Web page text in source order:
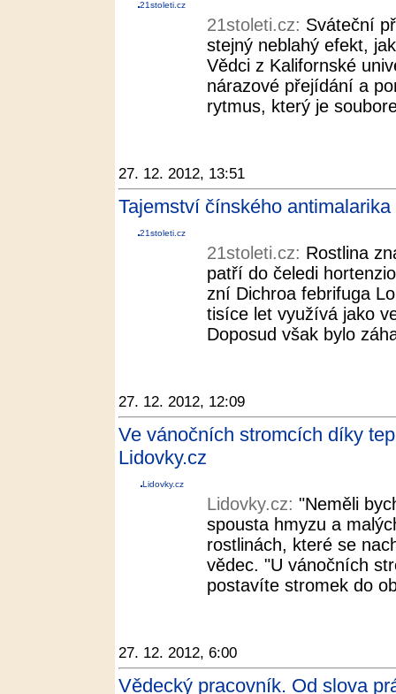
21stoleti.cz
21stoleti.cz: Sváteční
stejný neblahý efekt,
Vědci z Kalifornské
nárazové přejídání a
rytmus, který je
27. 12. 2012, 13:51
Tajemství čínského
21stoleti.cz
21stoleti.cz: Rostlina
patří do čeledi
zní Dichroa febrifuga
tisíce let využívá jako
Doposud však bylo
27. 12. 2012, 12:09
Ve vánočních stromcích díky
Lidovky.cz
Lidovky.cz
Lidovky.cz: "Neměli
spousta hmyzu a
rostlinách, které se
vědec. "U vánočních
postavíte stromek do
27. 12. 2012, 6:00
Vědecký pracovník. Od slova